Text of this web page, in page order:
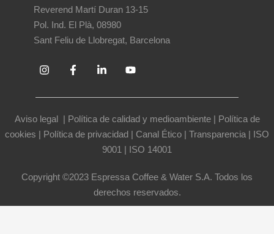
Reverend Martí Duran 13-15
Pol. Ind. El Plà, 08980
Sant Feliu de Llobregat, Barcelona
Aviso legal | Política de calidad y medioambiente| Política de
cookies | Política de privacidad | Canal Ético | Transparencia | ISO
9001 | ISO 14001
Copyright ©2023 Espressa Coffee & Water S.A. Todos los
derechos reservados.